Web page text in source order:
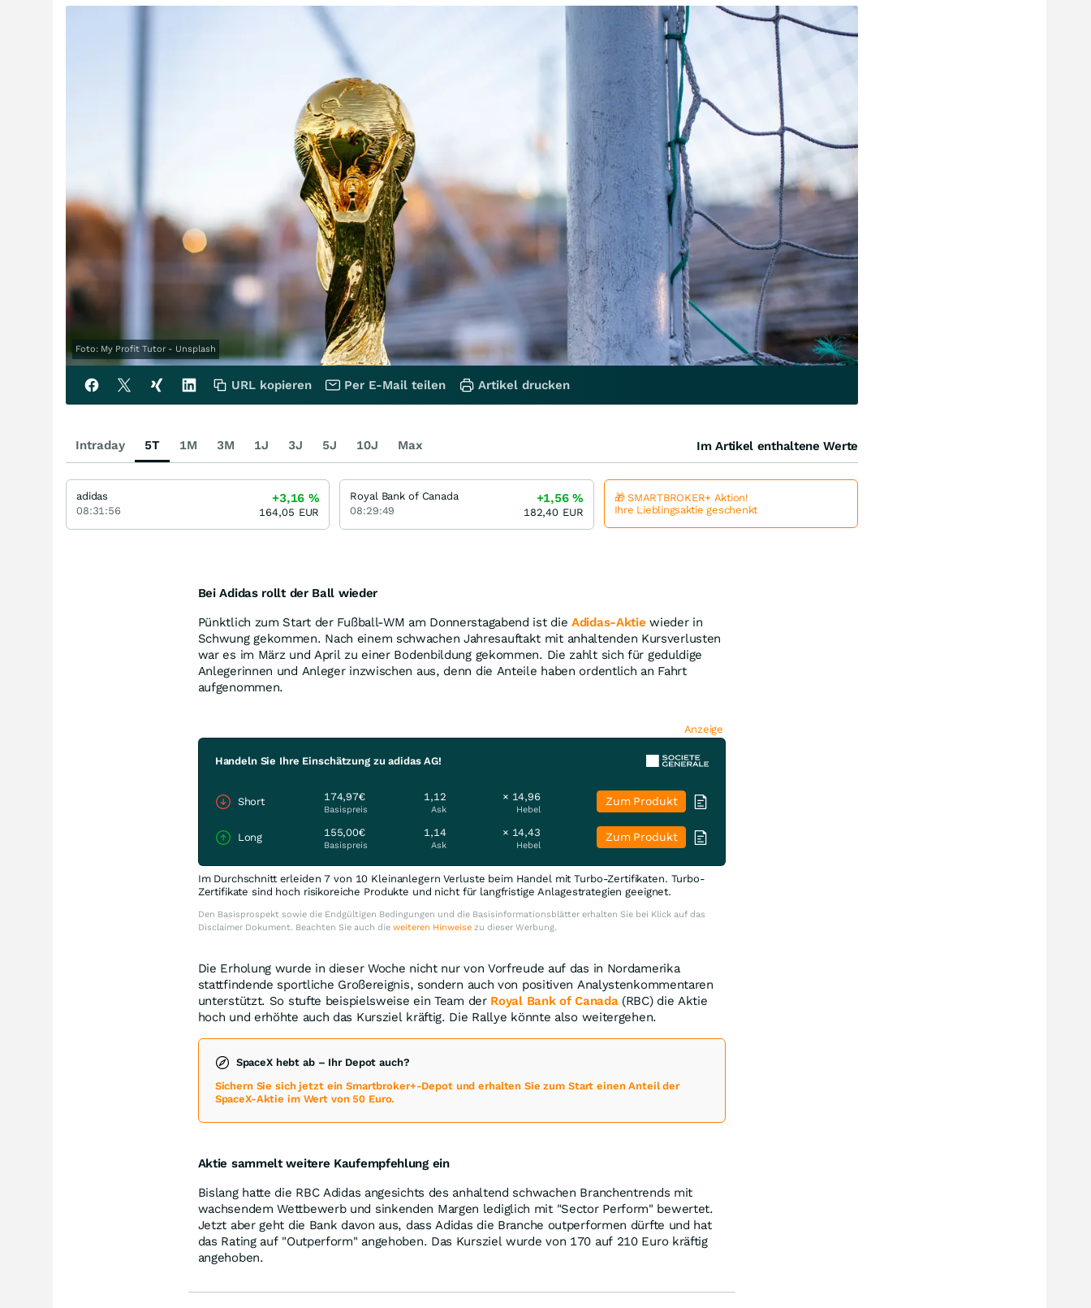
Foto: My Profit Tutor - Unsplash
Bei Adidas rollt der Ball wieder
Pünktlich zum Start der Fußball-WM am Donnerstagabend ist dieAdidas-Aktie wieder in
Schwung gekommen. Nach einem schwachen Jahresauftakt mit anhaltenden Kursverlusten
war es im März und April zu einer Bodenbildung gekommen. Die zahlt sich für geduldige
Anlegerinnen und Anleger inzwischen aus, denn die Anteile haben ordentlich an Fahrt
aufgenommen.
Anzeige
Handeln Sie Ihre Einschätzung zu adidas AG!
Short 174,97€
Basispreis
1,12
Ask
× 14,96
Hebel
Zum Produkt
Long 155,00€
Basispreis
1,14
Ask
× 14,43
Hebel
Zum Produkt
Im Durchschnitt erleiden 7 von 10 Kleinanlegern Verluste beim Handel mit Turbo-Zertifikaten. Turbo-
Zertifikate sind hoch risikoreiche Produkte und nicht für langfristige Anlagestrategien geeignet.
Den Basisprospekt sowie die Endgültigen Bedingungen und die Basisinformationsblätter erhalten Sie bei Klick auf das
Disclaimer Dokument. Beachten Sie auch die weiteren Hinweisezu dieser Werbung.
Die Erholung wurde in dieser Woche nicht nur von Vorfreude auf das in Nordamerika
stattfindende sportliche Großereignis, sondern auch von positiven Analystenkommentaren
unterstützt. So stufte beispielsweise ein Team der Royal Bank of Canada(RBC) die Aktie
hoch und erhöhte auch das Kursziel kräftig. Die Rallye könnte also weitergehen.
SpaceX hebt ab – Ihr Depot auch?
Sichern Sie sich jetzt ein Smartbroker+-Depot und erhalten Sie zum Start einen Anteil der
SpaceX-Aktie im Wert von 50 Euro.
Aktie sammelt weitere Kaufempfehlung ein
Bislang hatte die RBC Adidas angesichts des anhaltend schwachen Branchentrends mit
wachsendem Wettbewerb und sinkenden Margen lediglich mit "Sector Perform" bewertet.
Jetzt aber geht die Bank davon aus, dass Adidas die Branche outperformen dürfte und hat
das Rating auf "Outperform" angehoben. Das Kursziel wurde von 170 auf 210 Euro kräftig
angehoben.
URL kopieren Per E-Mail teilen Artikel drucken
Intraday 5T 1M 3M 1J 3J 5J 10J Max Im Artikel enthaltene Werte
adidas
08:31:56
+3,16 %
164,05 EUR
Royal Bank of Canada
08:29:49
+1,56 %
182,40 EUR
🎁 SMARTBROKER+ Aktion!
Ihre Lieblingsaktie geschenkt